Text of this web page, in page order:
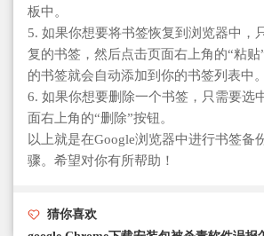
板中。
5. 如果你想要将书签恢复到浏览器中，
复的书签，然后点击页面右上角的“粘
的书签就会自动添加到你的书签列表中。
6. 如果你想要删除一个书签，只需要选
面右上角的“删除”按钮。
以上就是在Google浏览器中进行书签备
骤。希望对你有所帮助！
猜你喜欢